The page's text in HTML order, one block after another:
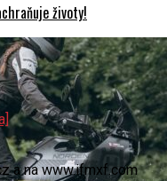
životy!
a na www.ifmxf.com